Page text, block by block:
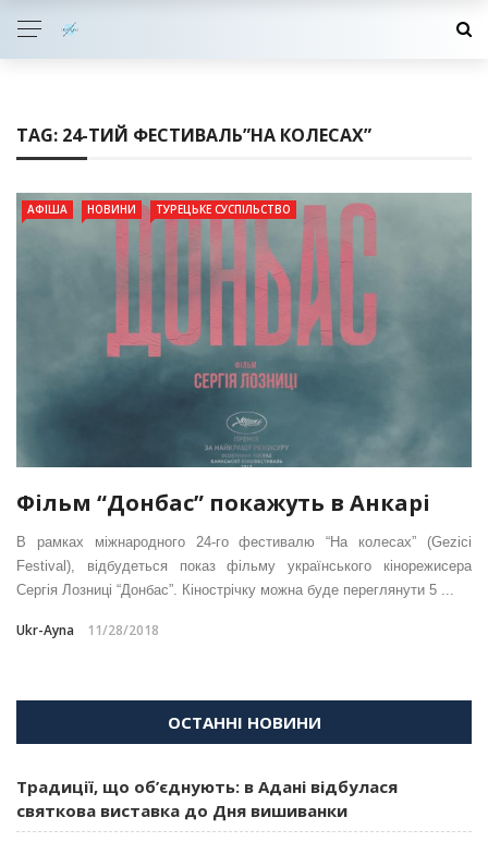
TAG: 24-ТИЙ ФЕСТИВАЛЬ”НА КОЛЕСАХ”
АФІША НОВИНИ ТУРЕЦЬКЕ СУСПІЛЬСТВО
Фільм “Донбас” покажуть в Анкарі
В рамках міжнародного 24-го фестивалю “На колесах” (Gezici
Festival), відбудеться показ фільму українського кінорежисера
Сергія Лозниці “Донбас”. Кінострічку можна буде переглянути 5 ...
Ukr-Ayna 11/28/2018
ОСТАННІ НОВИНИ
Традиції, що об’єднують: в Адані відбулася
святкова виставка до Дня вишиванки